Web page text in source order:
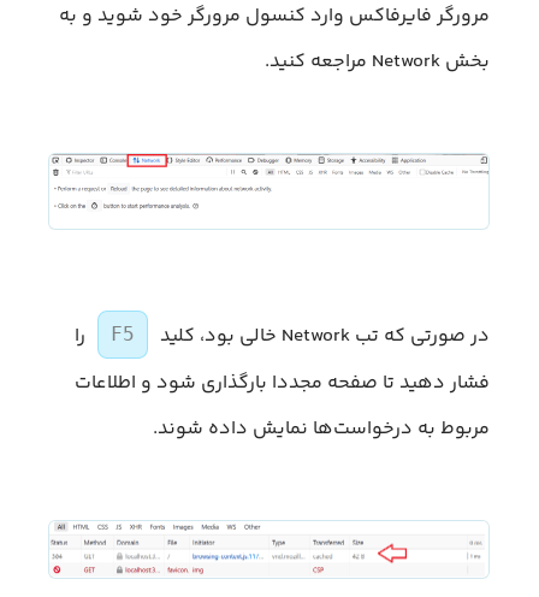
مرورگر فایرفاکس وارد کنسول مرورگر خود شوید و به
بخش Network مراجعه کنید.
در صورتی که تب Network خالی بود، کلید F5
را
فشار دهید تا صفحه مجددا بارگذاری شود و اطلاعات
مربوط به درخواست‌ها نمایش داده شوند.